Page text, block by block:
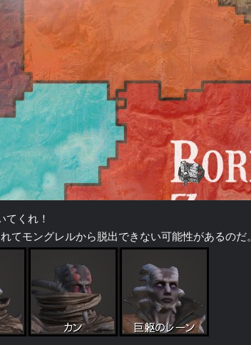
くれ！
モングレルから脱出できない可能性があるのだ。